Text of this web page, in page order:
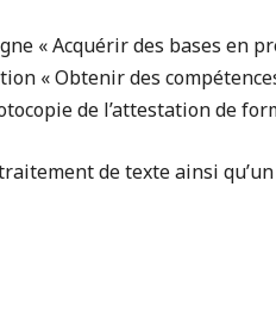
« Acquérir des bases en
« Obtenir des
de l’attestation de
de texte ainsi